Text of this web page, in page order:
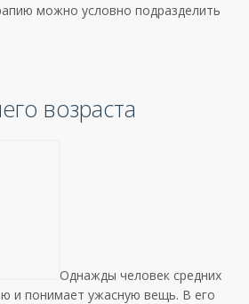
можно условно подразделить
возраста
Однажды человек средних
и понимает ужасную вещь. В его